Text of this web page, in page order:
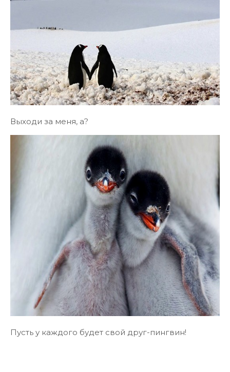
Выходи за меня, а?
Пусть у каждого будет свой друг-пингвин!